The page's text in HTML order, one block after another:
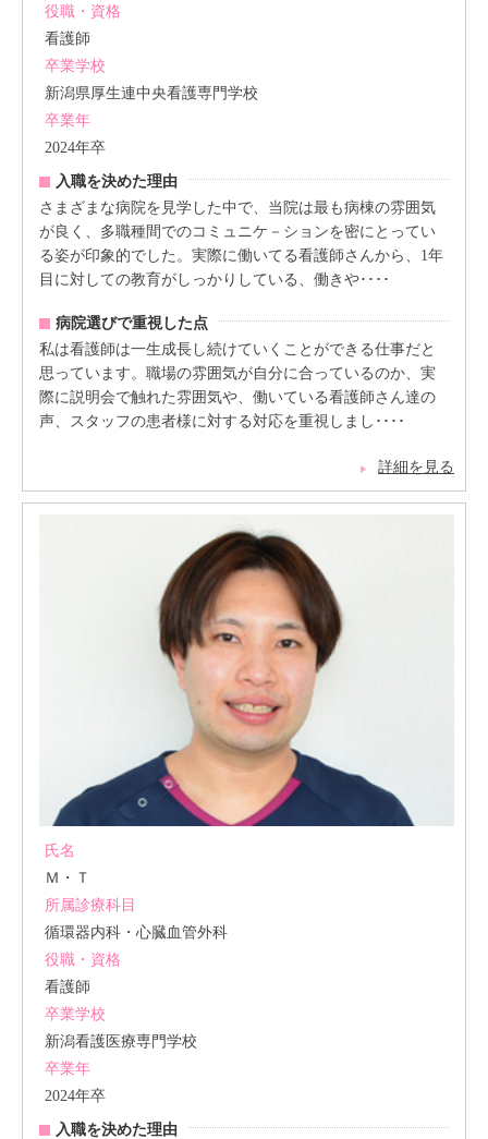
役職・資格
看護師
卒業学校
新潟県厚生連中央看護専門学校
卒業年
2024年卒
入職を決めた理由
さまざまな病院を見学した中で、当院は最も病棟の雰囲気
が良く、多職種間でのコミュニケ－ションを密にとってい
る姿が印象的でした。実際に働いてる看護師さんから、1年
目に対しての教育がしっかりしている、働きや････
病院選びで重視した点
私は看護師は一生成長し続けていくことができる仕事だと
思っています。職場の雰囲気が自分に合っているのか、実
際に説明会で触れた雰囲気や、働いている看護師さん達の
声、スタッフの患者様に対する対応を重視しまし････
詳細を見る
氏名
Ｍ・Ｔ
所属診療科目
循環器内科・心臓血管外科
役職・資格
看護師
卒業学校
新潟看護医療専門学校
卒業年
2024年卒
入職を決めた理由